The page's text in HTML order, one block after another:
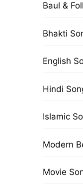
Baul &
Bhakti
English
Hindi
Islamic
Modern
Movie